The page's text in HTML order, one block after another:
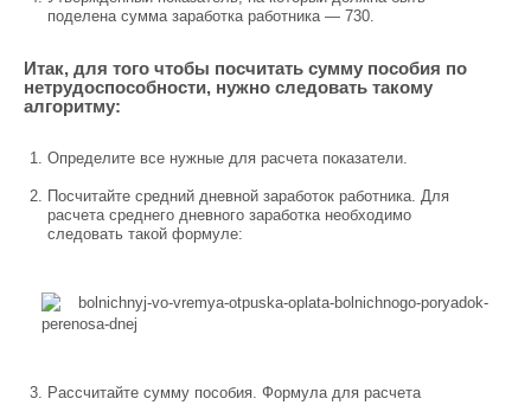
поделена сумма заработка работника — 730.
Итак, для того чтобы посчитать сумму пособия по
нетрудоспособности, нужно следовать такому
алгоритму:
Определите все нужные для расчета показатели.
Посчитайте средний дневной заработок работника. Для
расчета среднего дневного заработка необходимо
следовать такой формуле:
Рассчитайте сумму пособия. Формула для расчета